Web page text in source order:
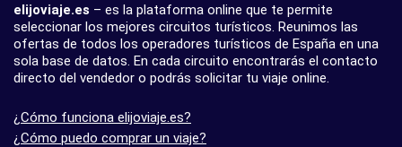
elijoviaje.es – es la plataforma online que te permite
seleccionar los mejores circuitos turísticos. Reunimos las
ofertas de todos los operadores turísticos de España en una
sola base de datos. En cada circuito encontrarás el contacto
directo del vendedor o podrás solicitar tu viaje online.
¿Cómo funciona elijoviaje.es?
¿Cómo puedo comprar un viaje?